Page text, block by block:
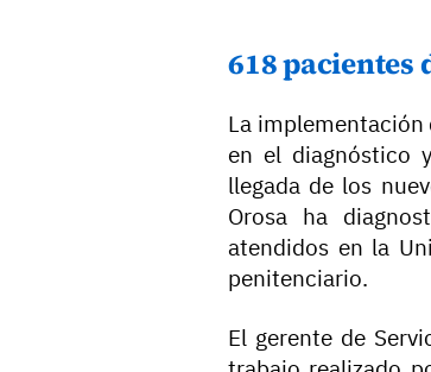
618 pacientes
La implementación
en el diagnóstico
llegada de los
Orosa ha
atendidos en la
penitenciario.
El gerente de